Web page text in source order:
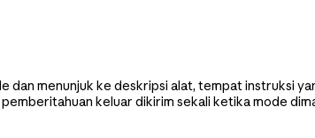
menunjuk ke deskripsi alat, tempat instruksi
keluar dikirim sekali ketika mode